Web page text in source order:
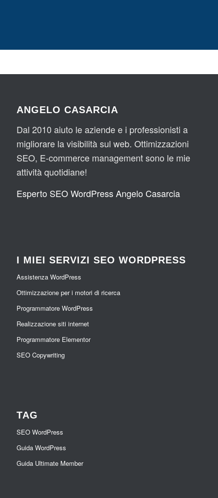
ANGELO CASARCIA
Dal 2010 aiuto le aziende e i professionisti a
migliorare la visibilità sul web. Ottimizzazioni
SEO, E-commerce management sono le mie
attività quotidiane!
Esperto SEO WordPress Angelo Casarcia
I MIEI SERVIZI SEO WORDPRESS
Assistenza WordPress
Ottimizzazione per i motori di ricerca
Programmatore WordPress
Realizzazione siti internet
Programmatore Elementor
SEO Copywriting
TAG
SEO WordPress
Guida WordPress
Guida Ultimate Member